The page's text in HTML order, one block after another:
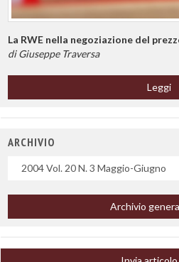
La RWE nella negoziazione del
di Giuseppe Traversa
Leggi
ARCHIVIO
Uscite
Archivio